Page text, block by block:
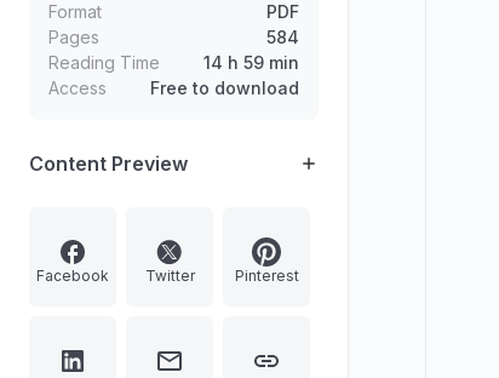
Format
PDF
Pages
584
Reading Time
14 h 59 min
Access
Free to download
Content Preview
Facebook Twitter Pinterest